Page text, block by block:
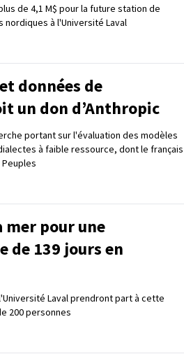
de 4,1 M$ pour la future station de
à l'Université Laval
données de
un don d’Anthropic
portant sur l'évaluation des modèles
à faible ressource, dont le français
mer pour une
de 139 jours en
Laval prendront part à cette
200 personnes